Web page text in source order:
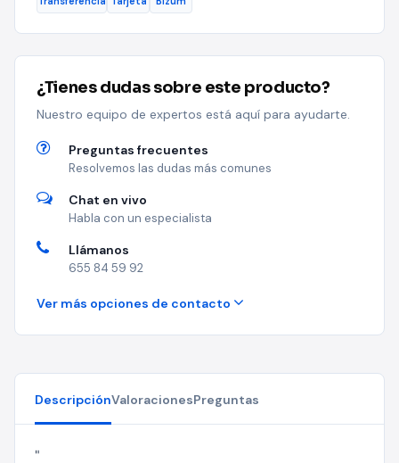
¿Tienes dudas sobre este producto?
Nuestro equipo de expertos está aquí para ayudarte.
Preguntas frecuentes
Resolvemos las dudas más comunes
Chat en vivo
Habla con un especialista
Llámanos
655 84 59 92
Ver más opciones de contacto
DescripciónValoracionesPreguntas
"